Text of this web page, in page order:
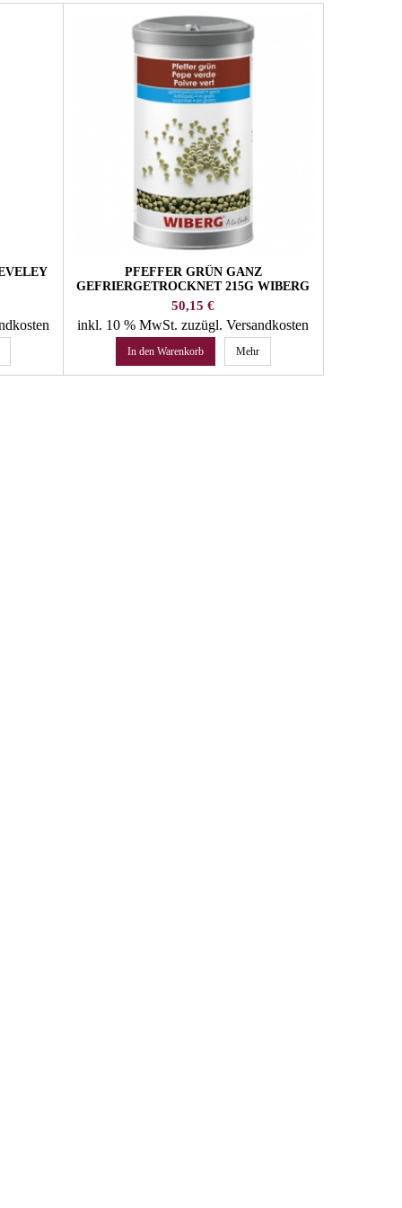
PFEFFER GRÜN GANZ
GEFRIERGETROCKNET 215G WIBERG
Preis
50,15 €
inkl. 10 % MwSt.zuzügl. Versandkosten
In den Warenkorb Mehr